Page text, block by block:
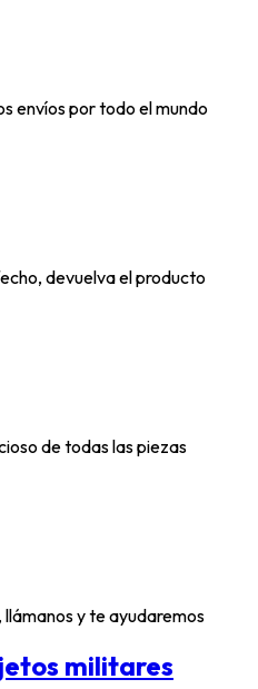
envíos por todo el mundo
devuelva el producto
de todas las piezas
llámanos y te ayudaremos
militares